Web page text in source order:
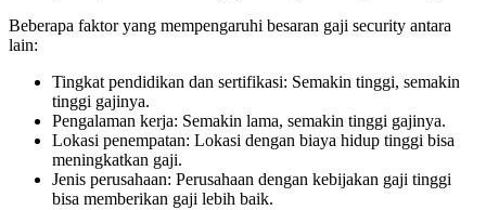
Beberapa faktor yang mempengaruhi besaran gaji security antara
lain:
Tingkat pendidikan dan sertifikasi: Semakin tinggi, semakin
tinggi gajinya.
Pengalaman kerja: Semakin lama, semakin tinggi gajinya.
Lokasi penempatan: Lokasi dengan biaya hidup tinggi bisa
meningkatkan gaji.
Jenis perusahaan: Perusahaan dengan kebijakan gaji tinggi
bisa memberikan gaji lebih baik.